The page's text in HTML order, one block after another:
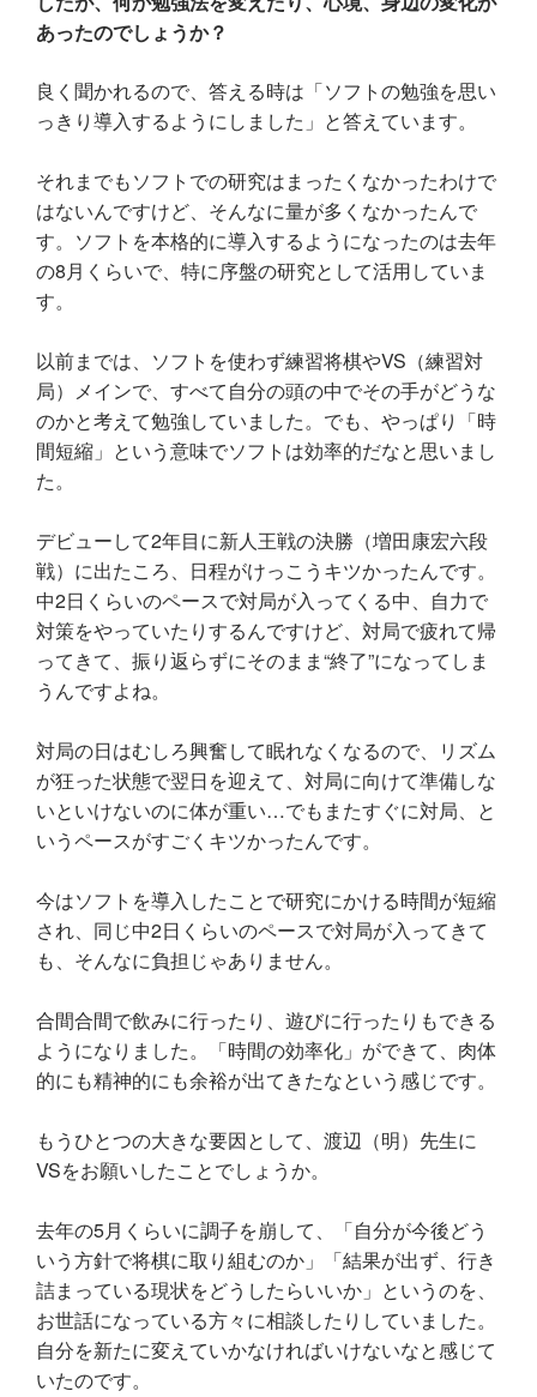
あったのでしょうか？
良く聞かれるので、答える時は「ソフトの勉強を思い
っきり導入するようにしました」と答えています。
それまでもソフトでの研究はまったくなかったわけで
はないんですけど、そんなに量が多くなかったんで
す。ソフトを本格的に導入するようになったのは去年
の8月くらいで、特に序盤の研究として活用していま
す。
以前までは、ソフトを使わず練習将棋やVS（練習対
局）メインで、すべて自分の頭の中でその手がどうな
のかと考えて勉強していました。でも、やっぱり「時
間短縮」という意味でソフトは効率的だなと思いまし
た。
デビューして2年目に新人王戦の決勝（増田康宏六段
戦）に出たころ、日程がけっこうキツかったんです。
中2日くらいのペースで対局が入ってくる中、自力で
対策をやっていたりするんですけど、対局で疲れて帰
ってきて、振り返らずにそのまま“終了”になってしま
うんですよね。
対局の日はむしろ興奮して眠れなくなるので、リズム
が狂った状態で翌日を迎えて、対局に向けて準備しな
いといけないのに体が重い…でもまたすぐに対局、と
いうペースがすごくキツかったんです。
今はソフトを導入したことで研究にかける時間が短縮
され、同じ中2日くらいのペースで対局が入ってきて
も、そんなに負担じゃありません。
合間合間で飲みに行ったり、遊びに行ったりもできる
ようになりました。「時間の効率化」ができて、肉体
的にも精神的にも余裕が出てきたなという感じです。
もうひとつの大きな要因として、渡辺（明）先生に
VSをお願いしたことでしょうか。
去年の5月くらいに調子を崩して、「自分が今後どう
いう方針で将棋に取り組むのか」「結果が出ず、行き
詰まっている現状をどうしたらいいか」というのを、
お世話になっている方々に相談したりしていました。
自分を新たに変えていかなければいけないなと感じて
いたのです。